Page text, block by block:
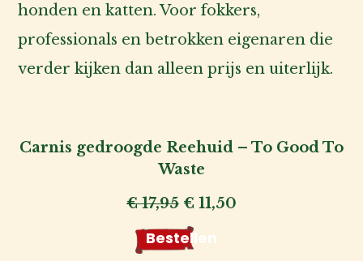
honden en katten. Voor fokkers,
professionals en betrokken eigenaren die
verder kijken dan alleen prijs en uiterlijk.
Carnis gedroogde Reehuid – To Good To
Waste
€17,95 Oorspronkelijke
prijs
€ 11,50
Bestellen